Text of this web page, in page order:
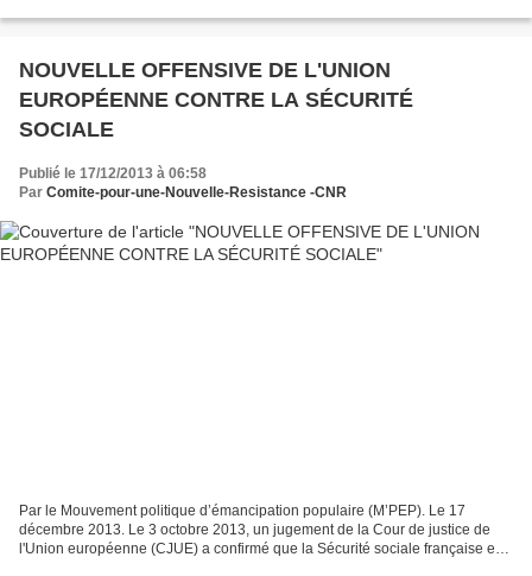
NOUVELLE OFFENSIVE DE L'UNION
EUROPÉENNE CONTRE LA SÉCURITÉ
SOCIALE
Publié le 17/12/2013 à 06:58
Par Comite-pour-une-Nouvelle-Resistance -CNR
Par le Mouvement politique d’émancipation populaire (M’PEP). Le 17
décembre 2013. Le 3 octobre 2013, un jugement de la Cour de justice de
l'Union européenne (CJUE) a confirmé que la Sécurité sociale française est